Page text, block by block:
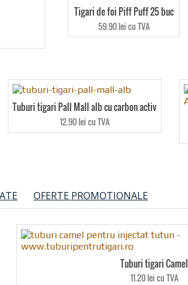
Tigari de foi Piff Puff 25 buc
59.90 lei cu TVA
Tuburi tigari Pall Mall alb cu carbon activ
12.90 lei cu TVA
OFERTE PROMOTIONALE
Tuburi tigari Camel
11.20 lei cu TVA